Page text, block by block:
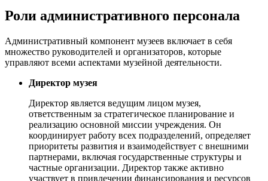
Роли административного персонала
Административный компонент музеев включает в себя
множество руководителей и организаторов, которые
управляют всеми аспектами музейной деятельности.
Директор музея
Директор является ведущим лицом музея,
ответственным за стратегическое планирование и
реализацию основной миссии учреждения. Он
координирует работу всех подразделений, определяет
приоритеты развития и взаимодействует с внешними
партнерами, включая государственные структуры и
частные организации. Директор также активно
участвует в привлечении финансирования и ресурсов